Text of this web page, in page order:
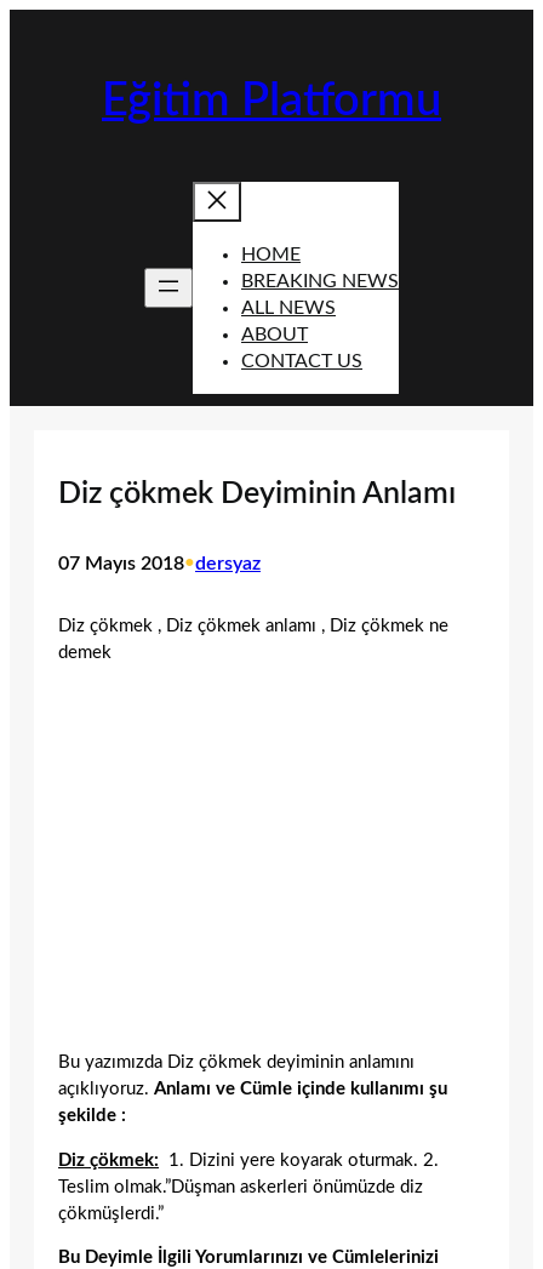
Eğitim Platformu
HOME
BREAKING NEWS
ALL NEWS
ABOUT
CONTACT US
Diz çökmek Deyiminin Anlamı
07 Mayıs 2018•dersyaz
Diz çökmek , Diz çökmek anlamı , Diz çökmek ne
demek
Bu yazımızda Diz çökmek deyiminin anlamını
açıklıyoruz. Anlamı ve Cümle içinde kullanımı şu
şekilde :
Diz çökmek: 1. Dizini yere koyarak oturmak. 2.
Teslim olmak.”Düşman askerleri önümüzde diz
çökmüşlerdi.”
Bu Deyimle İlgili Yorumlarınızı ve Cümlelerinizi